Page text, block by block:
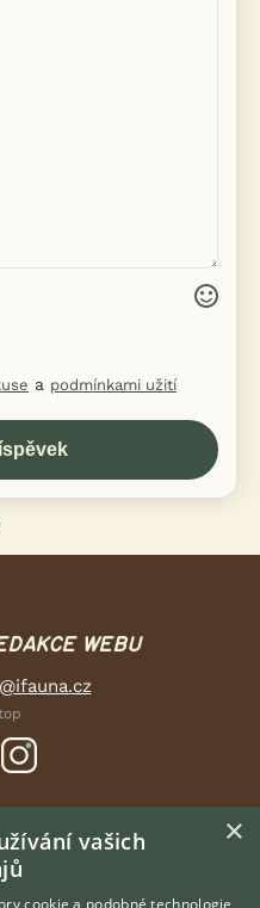
a podmínkami užití
WEBU
×
vašich
cookie a podobné technologie